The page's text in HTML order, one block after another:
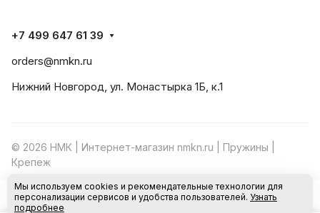
В корзину
+7 499 647 61 39
orders@nmkn.ru
Нижний Новгород, ул. Монастырка 1Б, к.1
© 2026 НМК | Интернет-магазин nmkn.ru | Пружины |
Крепеж
Конфиденциальность Оферта
Мы используем cookies и рекомендательные технологии для
персонализации сервисов и удобства пользователей. Узнать
подробнее